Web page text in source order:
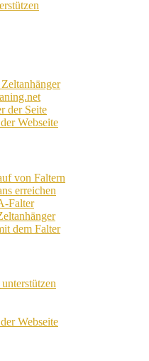
der Seite
Webseite
von Faltern
erreichen
Falter
dem Falter
Webseite